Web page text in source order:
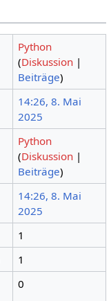
Python
(Diskussion |
Beiträge)
14:26, 8. Mai
2025
Python
(Diskussion |
Beiträge)
14:26, 8. Mai
2025
1
1
0